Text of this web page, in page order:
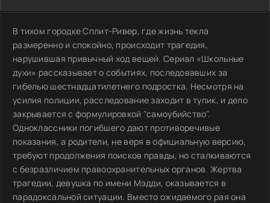
В тихом городке Сплит-Ривер, где жизнь текла
размеренно и спокойно, происходит трагедия,
нарушившая привычный ход вещей. Сериал «Школьные
духи» рассказывает о событиях, последовавших за
гибелью шестнадцатилетнего подростка. Несмотря на
усилия полиции, расследование заходит в тупик, и дело
закрывается с формулировкой "самоубийство".
Одноклассники погибшего дают противоречивые
показания, а родители, не веря в официальную версию,
требуют продолжения поисков правды, но сталкиваются
с безразличием правоохранительных органов. Жертва
трагедии, девушка по имени Мэдди, оказывается в
парадоксальной ситуации. Вместо ожидаемого рая она